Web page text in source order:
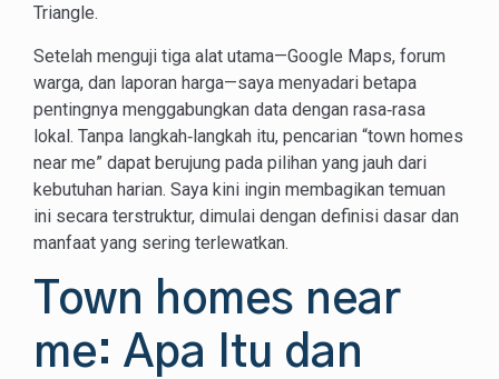
Triangle.
Setelah menguji tiga alat utama—Google Maps, forum
warga, dan laporan harga—saya menyadari betapa
pentingnya menggabungkan data dengan rasa‑rasa
lokal. Tanpa langkah‑langkah itu, pencarian “town homes
near me” dapat berujung pada pilihan yang jauh dari
kebutuhan harian. Saya kini ingin membagikan temuan
ini secara terstruktur, dimulai dengan definisi dasar dan
manfaat yang sering terlewatkan.
Town homes near
me: Apa Itu dan